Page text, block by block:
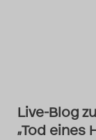
Live-Blog
„Tod eines